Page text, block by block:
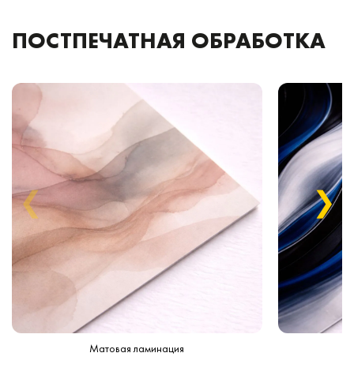
ПОСТПЕЧАТНАЯ ОБРАБОТКА
Матовая ламинация
❮ ❯